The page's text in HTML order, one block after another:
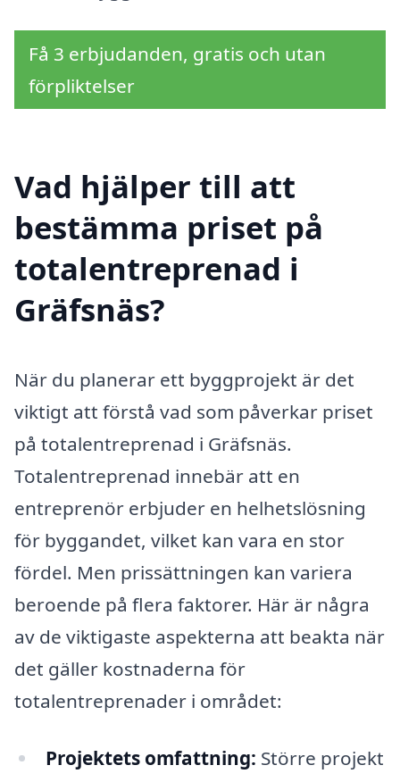
Få 3 erbjudanden, gratis och utan
förpliktelser
Vad hjälper till att
bestämma priset på
totalentreprenad i
Gräfsnäs?
När du planerar ett byggprojekt är det
viktigt att förstå vad som påverkar priset
på totalentreprenad i Gräfsnäs.
Totalentreprenad innebär att en
entreprenör erbjuder en helhetslösning
för byggandet, vilket kan vara en stor
fördel. Men prissättningen kan variera
beroende på flera faktorer. Här är några
av de viktigaste aspekterna att beakta när
det gäller kostnaderna för
totalentreprenader i området:
Projektets omfattning: Större projekt